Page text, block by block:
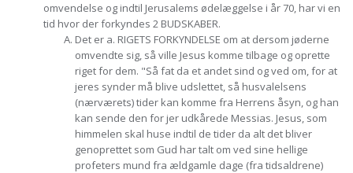
omvendelse og indtil Jerusalems ødelæggelse i år 70, har vi en
tid hvor der forkyndes 2 BUDSKABER.
Det er a. RIGETS FORKYNDELSE om at dersom jøderne
omvendte sig, så ville Jesus komme tilbage og oprette
riget for dem. "Så fat da et andet sind og ved om, for at
jeres synder må blive udslettet, så husvalelsens
(nærværets) tider kan komme fra Herrens åsyn, og han
kan sende den for jer udkårede Messias. Jesus, som
himmelen skal huse indtil de tider da alt det bliver
genoprettet som Gud har talt om ved sine hellige
profeters mund fra ældgamle dage (fra tidsaldrene)